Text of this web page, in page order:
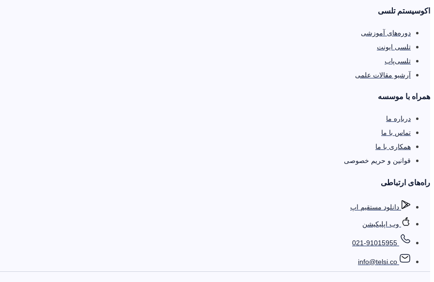
اکوسیستم تلسی
دوره‌های آموزشی
تلسی ایونت
تلسی‌پاب
آرشیو مقالات علمی
همراه با موسسه
درباره ما
تماس با ما
همکاری با ما
قوانین و حریم خصوصی
را‌ه‌های ارتباطی
دانلود مستقیم اپ
وب اپلیکیشن
021-91015955
info@telsi.co